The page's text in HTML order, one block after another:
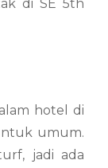
di SE 5th
hotel di
umum.
jadi ada